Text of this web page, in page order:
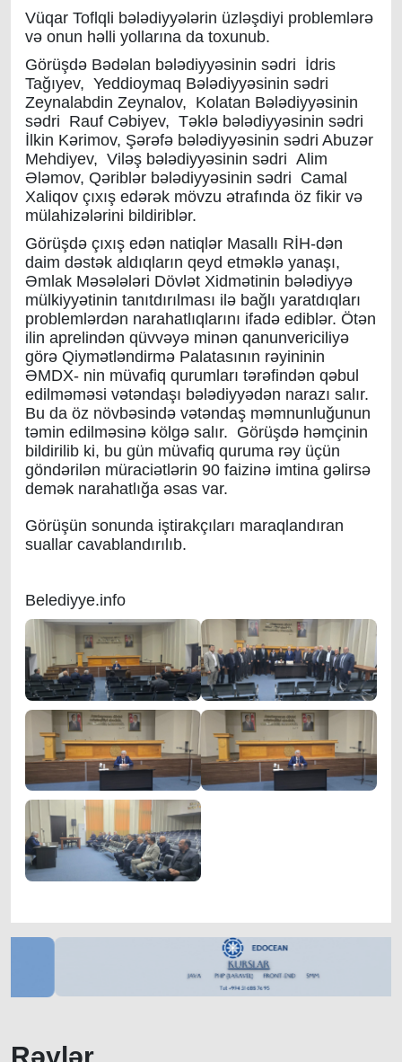
Vüqar Toflqli bələdiyyələrin üzləşdiyi problemlərə
və onun həlli yollarına da toxunub.
Görüşdə Bədəlan bələdiyyəsinin sədri İdris
Tağıyev, Yeddioymaq Bələdiyyəsinin sədri
Zeynalabdin Zeynalov, Kolatan Bələdiyyəsinin
sədri Rauf Cəbiyev, Təklə bələdiyyəsinin sədri
İlkin Kərimov, Şərəfə bələdiyyəsinin sədri Abuzər
Mehdiyev, Viləş bələdiyyəsinin sədri Alim
Ələmov, Qəriblər bələdiyyəsinin sədri Camal
Xaliqov çıxış edərək mövzu ətrafında öz fikir və
mülahizələrini bildiriblər.
Görüşdə çıxış edən natiqlər Masallı RİH-dən
daim dəstək aldıqların qeyd etməklə yanaşı,
Əmlak Məsələləri Dövlət Xidmətinin bələdiyyə
mülkiyyətinin tanıtdırılması ilə bağlı yaratdıqları
problemlərdən narahatlıqlarını ifadə ediblər. Ötən
ilin aprelindən qüvvəyə minən qanunvericiliyə
görə Qiymətləndirmə Palatasının rəyininin
ƏMDX- nin müvafiq qurumları tərəfindən qəbul
edilməməsi vətəndaşı bələdiyyədən narazı salır.
Bu da öz növbəsində vətəndaş məmnunluğunun
təmin edilməsinə kölgə salır. Görüşdə həmçinin
bildirilib ki, bu gün müvafiq quruma rəy üçün
göndərilən müraciətlərin 90 faizinə imtina gəlirsə
demək narahatlığa əsas var.
Görüşün sonunda iştirakçıları maraqlandıran
suallar cavablandırılıb.
Belediyye.info